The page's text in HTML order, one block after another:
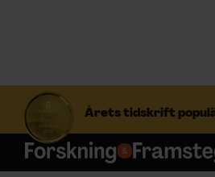
Årets tidskrift
S
f
t
Prenumerera